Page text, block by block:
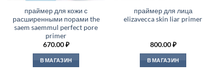
праймер для кожи с
расширенными порами the
saem saemmul perfect pore
primer
670.00₽
В МАГАЗИН
праймер для лица
elizavecca skin liar primer
800.00₽
В МАГАЗИН